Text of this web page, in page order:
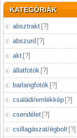
KATEGÓRIÁK
absztrakt [?]
abszurd [?]
akt [?]
állatfotók [?]
barlangfotók [?]
családi/emlékkép [?]
csendélet [?]
csillagászat/égbolt [?]